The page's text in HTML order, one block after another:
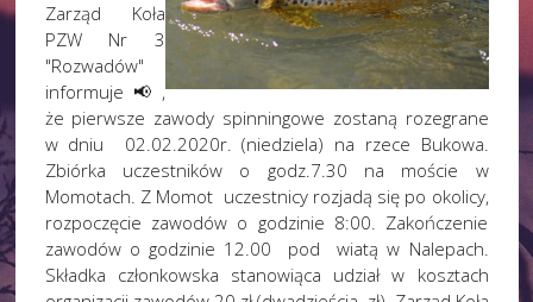
Zarząd Koła
PZW Nr 3
"Rozwadów"
informuje📢,
że pierwsze zawody spinningowe zostaną rozegrane
w dniu 02.02.2020r. (niedziela) na rzece Bukowa.
Zbiórka uczestników o godz.7.30 na moście w
Momotach. Z Momot uczestnicy rozjadą się po okolicy,
rozpoczęcie zawodów o godzinie 8:00. Zakończenie
zawodów o godzinie 12.00 pod wiatą w Nalepach.
Składka członkowska stanowiąca udział w kosztach